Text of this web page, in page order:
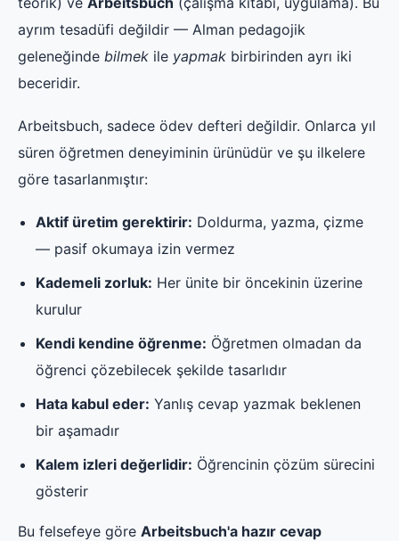
ayrım tesadüfi değildir — Alman pedagojik
geleneğinde bilmek ile yapmak birbirinden ayrı iki
beceridir.
Arbeitsbuch, sadece ödev defteri değildir. Onlarca yıl
süren öğretmen deneyiminin ürünüdür ve şu ilkelere
göre tasarlanmıştır:
Aktif üretim gerektirir: Doldurma, yazma, çizme
— pasif okumaya izin vermez
Kademeli zorluk: Her ünite bir öncekinin üzerine
kurulur
Kendi kendine öğrenme: Öğretmen olmadan da
öğrenci çözebilecek şekilde tasarlıdır
Hata kabul eder: Yanlış cevap yazmak beklenen
bir aşamadır
Kalem izleri değerlidir: Öğrencinin çözüm sürecini
gösterir
Bu felsefeye göre Arbeitsbuch'a hazır cevap